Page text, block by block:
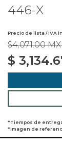
446-X
Precio de lista / IVA
$4,071.00
$
*Tiempos de
*Imagen de